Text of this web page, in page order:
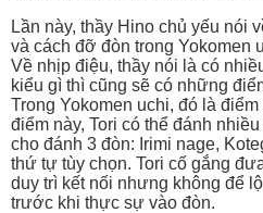
Lần này, thầy Hino chủ yếu nói
và cách đỡ đòn trong Yokomen
Về nhịp điệu, thầy nói là có
kiểu gì thì cũng sẽ có những
Trong Yokomen uchi, đó là
điểm này, Tori có thể đánh
cho đánh 3 đòn: Irimi nage,
thứ tự tùy chọn. Tori cố gắng
duy trì kết nối nhưng không để
trước khi thực sự vào đòn.